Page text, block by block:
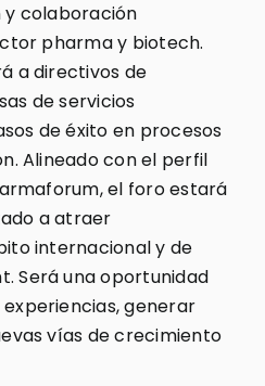
y colaboración
pharma y biotech.
a directivos de
de servicios
de éxito en procesos
Alineado con el perfil
el foro estará
a atraer
internacional y de
Será una oportunidad
generar
vías de crecimiento